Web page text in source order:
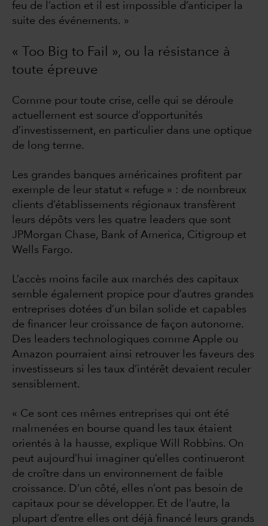
feu de l’action et il est impossible d’anticiper la
suite des événements. »
« Too Big to Fail », ou la résistance à
toute épreuve
Comme pour toute crise, celle qui se déroule
actuellement est source d’opportunités
d’investissement, en particulier dans une optique
de long terme.
Les grandes banques américaines profitent par
exemple de leur statut « refuge » : de nombreux
clients d’établissements régionaux transfèrent
leurs dépôts vers les quatre leaders que sont
JPMorgan Chase, Bank of America, Citigroup et
Wells Fargo.
L’accès moins facile aux marchés des capitaux
semble également propice pour d’autres grandes
entreprises dotées d’un bilan solide et capables
de financer leur croissance de façon autonome.
Des leaders technologiques comme Apple ou
Amazon pourraient ainsi retrouver les faveurs des
investisseurs si les taux d’intérêt devaient reculer
sensiblement.
« Ce sont ces mêmes entreprises qui ont été
malmenées en bourse quand les taux étaient
orientés à la hausse, explique Will Robbins. On
peut aujourd’hui imaginer qu’elles continueront
de croître dans un environnement de faible
croissance. D’un côté, elles n’ont pas besoin de
capitaux pour se développer. Et de l’autre, la
plupart d’entre elles ont déjà financé leurs grands